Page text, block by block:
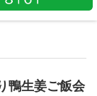
鴨生姜ご飯会